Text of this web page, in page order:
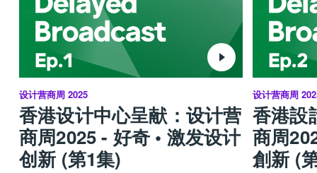
设计营商周 2025
香港设计中心呈献：设计营
商周2025 - 好奇 • 激发设计
创新 (第1集)
设计营商周
香港設
商周
創新 (